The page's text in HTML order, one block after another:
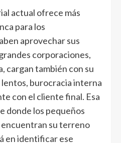
actual ofrece más
para los
aprovechar sus
corporaciones,
cargan también con su
burocracia interna
con el cliente final. Esa
donde los pequeños
su terreno
en identificar ese